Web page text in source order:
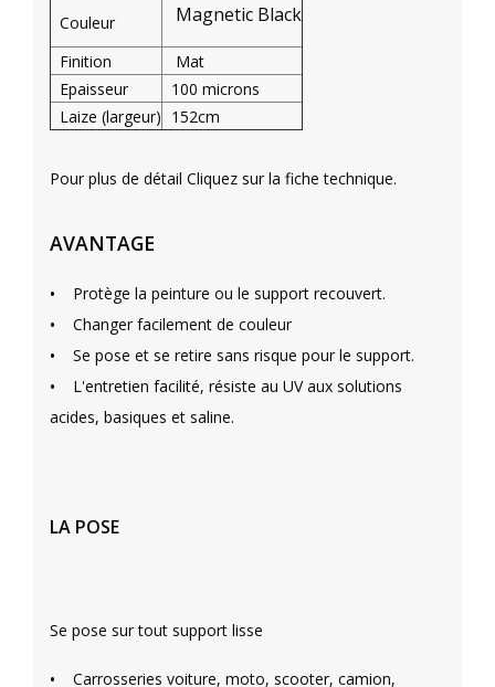
Couleur Magnetic Black
Finition
Mat
Epaisseur
100 microns
Laize (largeur) 152cm
Pour plus de détail Cliquez sur la fiche technique.
AVANTAGE
• Protège la peinture ou le support recouvert.
•
Changer facilement de couleur
• Se pose et se retire sans risque pour le support.
• L'entretien facilité, résiste au UV aux solutions
acides, basiques et saline.
LA POSE
Se pose sur tout support lisse
• Carrosseries voiture, moto, scooter, camion,